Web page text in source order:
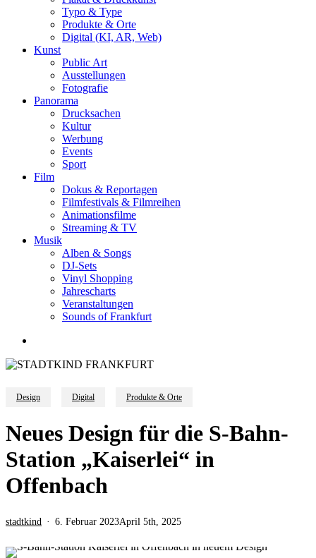
Typo & Type
Produkte & Orte
Digital (KI, AR, Web)
Kunst
Public Art
Ausstellungen
Fotografie
Panorama
Drucksachen
Kultur
Werbung
Events
Sport
Film
Dokus & Reportagen
Filmfestivals & Filmreihen
Animationsfilme
Streaming & TV
Musik
Alben & Songs
DJ-Sets
Vinyl Shopping
Jahrescharts
Veranstaltungen
Sounds of Frankfurt
Design Digital Produkte & Orte
Neues Design für die S-Bahn-
Station „Kaiserlei“ in
Offenbach
stadtkind 6. Februar 2023April 5th, 2025